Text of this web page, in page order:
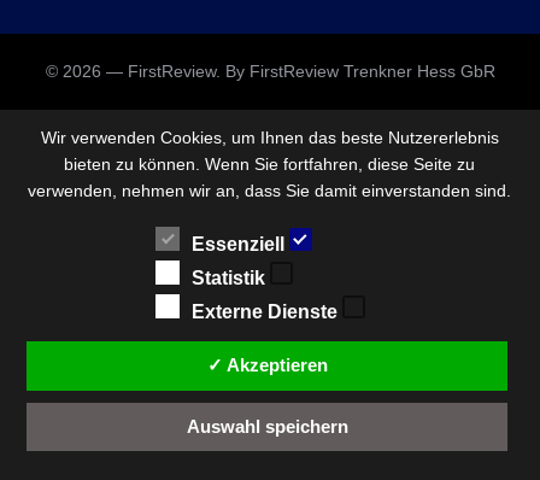
© 2026 — FirstReview. By FirstReview Trenkner Hess GbR
Wir verwenden Cookies, um Ihnen das beste Nutzererlebnis
bieten zu können. Wenn Sie fortfahren, diese Seite zu
verwenden, nehmen wir an, dass Sie damit einverstanden sind.
Essenziell
Statistik
Externe Dienste
✓ Akzeptieren
Auswahl speichern